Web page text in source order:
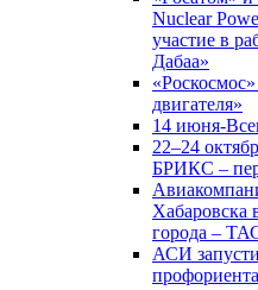
Nuclear
участие в
Дабаа»
двигателя»
14 июня-
22–24
БРИКС –
Хабаровска
города –
АСИ